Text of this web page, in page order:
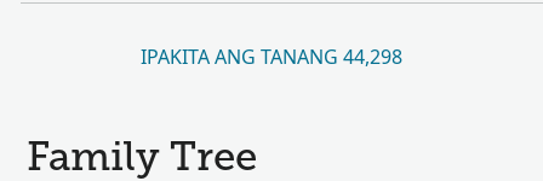
IPAKITA ANG TANANG 44,298
Family Tree